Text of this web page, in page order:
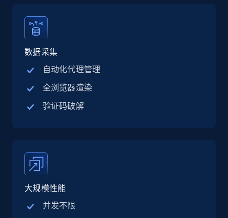
Google Maps full information
Place id, URL, Country, Name, Category,
Address, Description, Business details, and
Google Maps full information - discover
records by location search
Place id, URL, Country, Name, Category,
Address, Description, Business details, and
数据采集
自动化代理管理
全浏览器渲染
验证码破解
大规模性能
并发不限